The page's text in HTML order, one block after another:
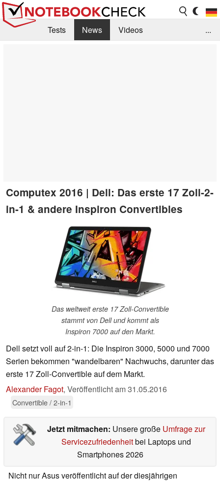
Tests News
Videos
...
Computex 2016 | Dell: Das erste 17 Zoll-2-
in-1 & andere Inspiron Convertibles
Das weltweit erste 17 Zoll-Convertible
stammt von Dell und kommt als
Inspiron 7000 auf den Markt.
Dell setzt voll auf 2-in-1: Die Inspiron 3000, 5000 und 7000
Serien bekommen "wandelbaren" Nachwuchs, darunter das
erste 17 Zoll-Convertible auf dem Markt.
Alexander Fagot, Veröffentlicht am31.05.2016
Convertible / 2-in-1
Jetzt mitmachen: Unsere große Umfrage zur
Servicezufriedenheitbei Laptops und
Smartphones 2026
Nicht nur Asus veröffentlicht auf der diesjährigen